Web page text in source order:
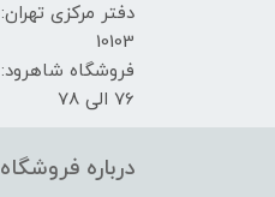
دفتر مرکزی
10103
76 الی 78
درباره